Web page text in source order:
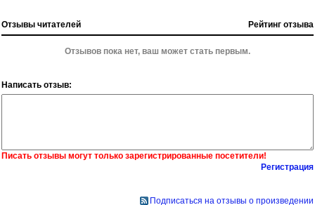
Отзывы читателей Рейтинг отзыва
Отзывов пока нет, ваш может стать первым.
Написать отзыв:
Писать отзывы могут только зарегистрированные посетители!
Регистрация
Подписаться на отзывы о произведении